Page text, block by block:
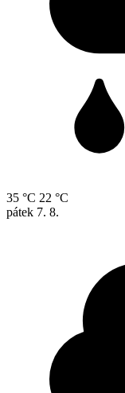
35 °C 22 °C
pátek 7. 8.